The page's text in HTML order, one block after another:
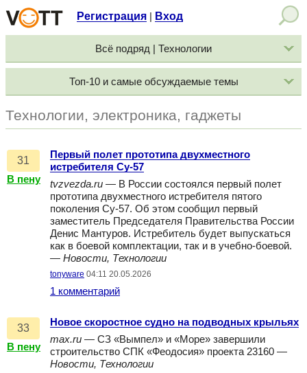
Регистрация Вход
Всё подряд | Технологии
Топ-10 и самые обсуждаемые темы
Технологии, электроника, гаджеты
31
В пену
Первый полет прототипа двухместного
истребителя Су-57
tvzvezda.ru — В России состоялся первый полет
прототипа двухместного истребителя пятого
поколения Су-57. Об этом сообщил первый
заместитель Председателя Правительства России
Денис Мантуров. Истребитель будет выпускаться
как в боевой комплектации, так и в учебно-боевой.
— Новости, Технологии
tonyware 04:11 20.05.2026
1 комментарий
33
В пену
Новое скоростное судно на подводных крыльях
max.ru — СЗ «Вымпел» и «Море» завершили
строительство СПК «Феодосия» проекта 23160 —
Новости, Технологии